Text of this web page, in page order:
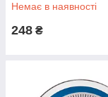
Немає в наявності
248 ₴